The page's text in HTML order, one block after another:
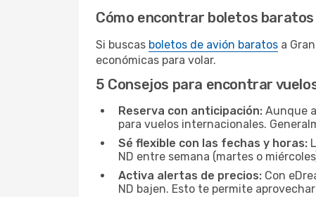
Cómo encontrar boletos baratos
Si buscas boletos de avión baratos a
económicas para volar.
5 Consejos para encontrar
Reserva con anticipación: Aunque
para vuelos internacionales.
Sé flexible con las fechas y horas:
ND entre semana (martes o
Activa alertas de precios: Con
ND bajen. Esto te permite